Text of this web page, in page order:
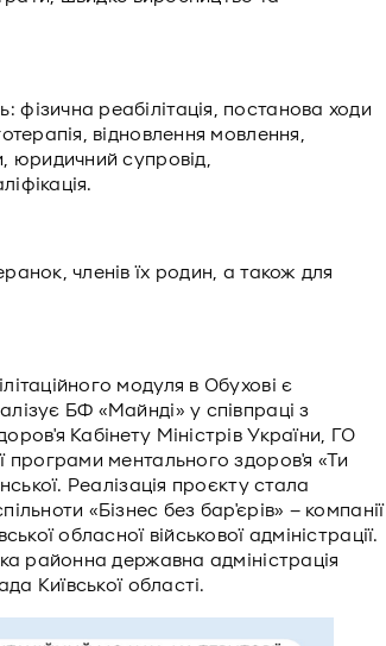
реабілітація, постанова ходи
відновлення мовлення,
юридичний супровід,
членів їх родин, а також для
модуля в Обухові є
БФ «Майнді» у співпраці з
Кабінету Міністрів України, ГО
програми ментального здоров'я «Ти
Реалізація проєкту стала
«Бізнес без бар'єрів» – компанії
обласної військової адміністрації.
районна державна адміністрація
Київської області.